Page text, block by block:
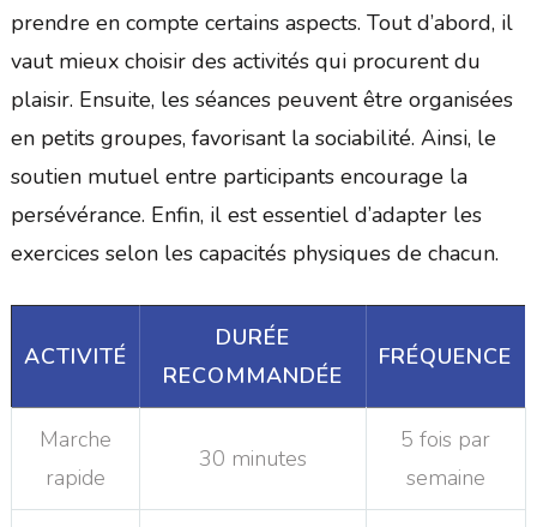
prendre en compte certains aspects. Tout d’abord, il
vaut mieux choisir des activités qui procurent du
plaisir. Ensuite, les séances peuvent être organisées
en petits groupes, favorisant la sociabilité. Ainsi, le
soutien mutuel entre participants encourage la
persévérance. Enfin, il est essentiel d’adapter les
exercices selon les capacités physiques de chacun.
ACTIVITÉ
DURÉE
RECOMMANDÉE
FRÉQUENCE
Marche
rapide
30 minutes
5 fois par
semaine